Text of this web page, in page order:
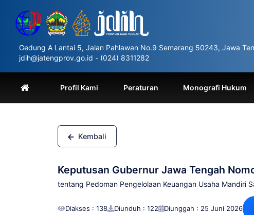
website
includes
accessibility
system.
Control-
F11
Gedung A Lantai 5, Jalan Pahlawan No.9 Semarang 50243, Jawa
jdih@jatengprov.go.id - (024) 8311282
Profil Kami Peraturan Monografi Hukum
Kembali
Keputusan Gubernur Jawa Tengah
tentang Pedoman Pengelolaan Keuangan Usaha Mandiri
Diakses : 138 Diunduh : 122 Diunggah : 25 Juni 2026